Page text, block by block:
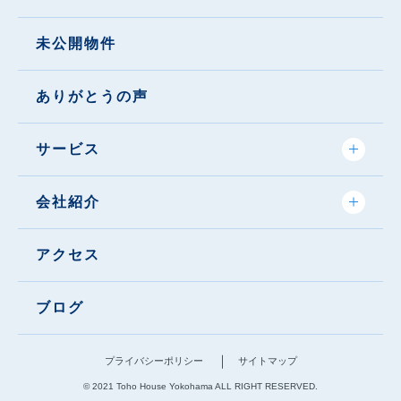
未公開物件
ありがとうの声
サービス
会社紹介
アクセス
ブログ
プライバシーポリシー サイトマップ
© 2021 Toho House Yokohama ALL RIGHT RESERVED.